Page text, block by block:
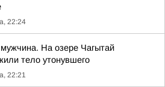
22:24
На озере Чагытай
тело утонувшего
22:21